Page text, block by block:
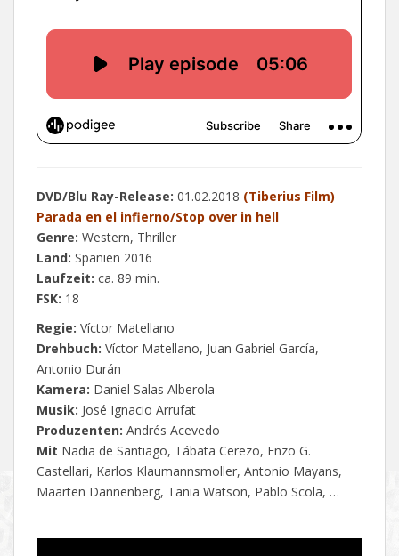
DVD/Blu Ray-Release: 01.02.2018 (Tiberius Film)
Parada en el infierno/Stop over in hell
Genre: Western, Thriller
Land: Spanien 2016
Laufzeit: ca. 89 min.
FSK: 18
Regie: Víctor Matellano
Drehbuch: Víctor Matellano, Juan Gabriel García,
Antonio Durán
Kamera: Daniel Salas Alberola
Musik: José Ignacio Arrufat
Produzenten: Andrés Acevedo
Mit Nadia de Santiago, Tábata Cerezo, Enzo G.
Castellari, Karlos Klaumannsmoller, Antonio Mayans,
Maarten Dannenberg, Tania Watson, Pablo Scola, …